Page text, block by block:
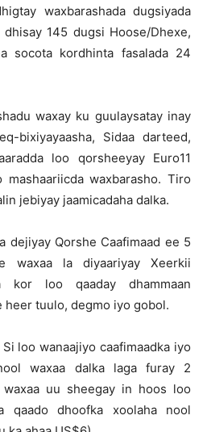
waxbarashada dugsiyada
dhisay 145 dugsi Hoose/Dhexe,
socota kordhinta fasalada 24
waxay ku guulaysatay inay
bixiyayaasha, Sidaa darteed,
loo qorsheeyay Euro11
waxbarasho. Tiro
jebiyay jaamicadaha dalka.
dejiyay Qorshe Caafimaad ee 5
waxaa la diyaariyay Xeerkii
kor loo qaaday dhammaan
heer tuulo, degmo iyo gobol.
loo wanaajiyo caafimaadka iyo
waxaa dalka laga furay 2
waxaa uu sheegay in hoos loo
qaado dhoofka xoolaha nool